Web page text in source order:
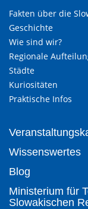
Fakten über die
Geschichte
Wie sind wir?
Regionale
Städte
Kuriositäten
Praktische Infos
Wissenswertes
Blog
Ministerium für
Slowakischen